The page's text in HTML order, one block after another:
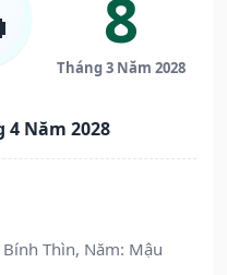
8
Tháng 3 Năm 2028
Năm 2028
Thìn, Năm: Mậu